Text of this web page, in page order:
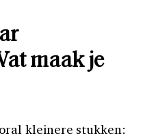
maak je
kleinere stukken: